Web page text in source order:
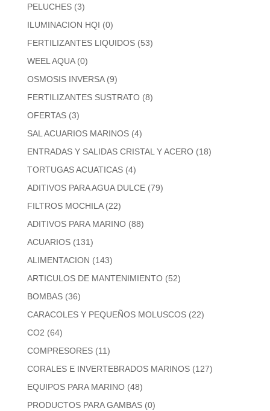
PELUCHES (3)
ILUMINACION HQI (0)
FERTILIZANTES LIQUIDOS (53)
WEEL AQUA (0)
OSMOSIS INVERSA (9)
FERTILIZANTES SUSTRATO (8)
OFERTAS (3)
SAL ACUARIOS MARINOS (4)
ENTRADAS Y SALIDAS CRISTAL Y ACERO (18)
TORTUGAS ACUATICAS (4)
ADITIVOS PARA AGUA DULCE (79)
FILTROS MOCHILA (22)
ADITIVOS PARA MARINO (88)
ACUARIOS (131)
ALIMENTACION (143)
ARTICULOS DE MANTENIMIENTO (52)
BOMBAS (36)
CARACOLES Y PEQUEÑOS MOLUSCOS (22)
CO2 (64)
COMPRESORES (11)
CORALES E INVERTEBRADOS MARINOS (127)
EQUIPOS PARA MARINO (48)
PRODUCTOS PARA GAMBAS (0)